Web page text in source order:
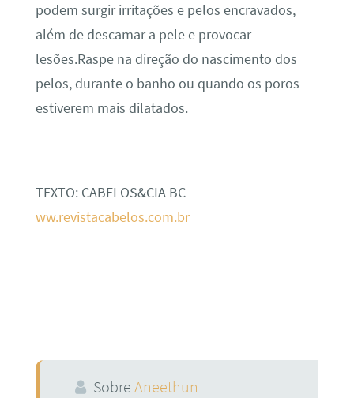
podem surgir irritações e pelos encravados,
além de descamar a pele e provocar
lesões.Raspe na direção do nascimento dos
pelos, durante o banho ou quando os poros
estiverem mais dilatados.
TEXTO: CABELOS&CIA BC
ww.revistacabelos.com.br
Sobre Aneethun